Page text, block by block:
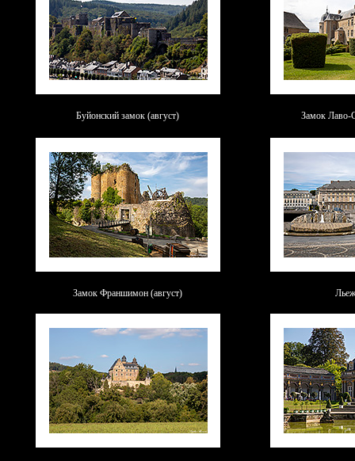
Буйонский замок (август) Замок Лаво-
Замок Франшимон (август)